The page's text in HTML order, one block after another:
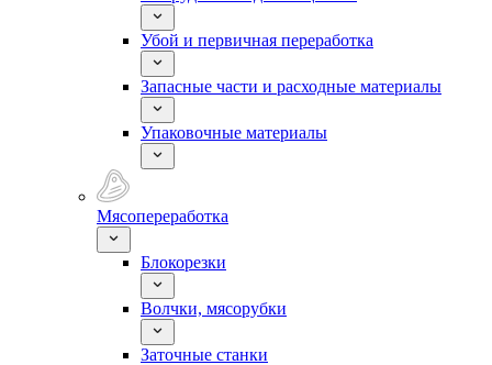
Убой и первичная переработка
Запасные части и расходные материалы
Упаковочные материалы
Мясопереработка
Блокорезки
Волчки, мясорубки
Заточные станки